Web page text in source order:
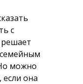
с
решает
можно
если она